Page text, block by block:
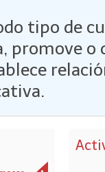
tipo de
promove